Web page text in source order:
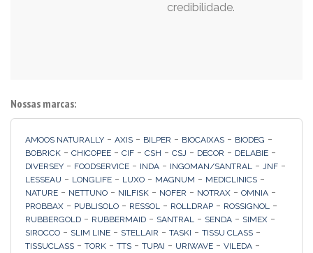
credibilidade.
Nossas marcas:
AMOOS NATURALLY - AXIS - BILPER - BIOCAIXAS - BIODEG -
BOBRICK - CHICOPEE - CIF - CSH - CSJ - DECOR - DELABIE -
DIVERSEY - FOODSERVICE - INDA - INGOMAN/SANTRAL - JNF -
LESSEAU - LONGLIFE - LUXO - MAGNUM - MEDICLINICS -
NATURE - NETTUNO - NILFISK - NOFER - NOTRAX - OMNIA -
PROBBAX - PUBLISOLO - RESSOL - ROLLDRAP - ROSSIGNOL -
RUBBERGOLD - RUBBERMAID - SANTRAL - SENDA - SIMEX -
SIROCCO - SLIM LINE - STELLAIR - TASKI - TISSU CLASS -
TISSUCLASS - TORK - TTS - TUPAI - URIWAVE - VILEDA -